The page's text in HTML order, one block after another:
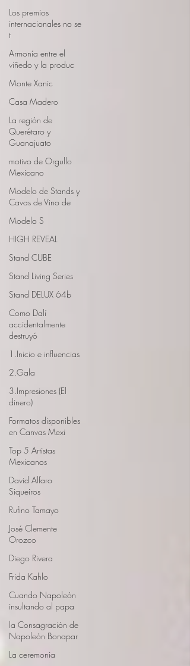
Los premios
internacionales no se
t
Armonía entre el
viñedo y la produc
Monte Xanic
Casa Madero
La región de
Querétaro y
Guanajuato
motivo de Orgullo
Mexicano
Modelo de Stands y
Cavas de Vino de
Modelo S
HIGH REVEAL
Stand CUBE
Stand Living Series
Stand DELUX 64b
Como Dalí
accidentalmente
destruyó
1.Inicio e influencias
2.Gala
3.Impresiones (El
dinero)
Formatos disponibles
en Canvas Mexi
Top 5 Artistas
Mexicanos
David Alfaro
Siqueiros
Rufino Tamayo
José Clemente
Orozco
Diego Rivera
Frida Kahlo
Cuando Napoleón
insultando al papa
la Consagración de
Napoleón Bonapar
La ceremonia